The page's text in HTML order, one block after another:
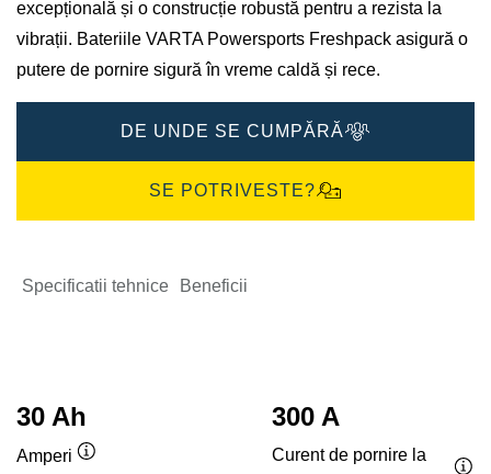
excepțională și o construcție robustă pentru a rezista la
vibrații. Bateriile VARTA Powersports Freshpack asigură o
putere de pornire sigură în vreme caldă și rece.
DE UNDE SE CUMPĂRĂ
SE POTRIVESTE?
Specificatii tehnice Beneficii
30 Ah
Amperi
300 A
Curent de pornire la